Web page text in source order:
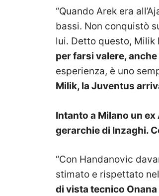
“Quando Arek era
bassi. Non conquistò
lui. Detto questo, Milik
per farsi valere,
esperienza, è uno
Milik, la Juventus
Intanto a Milano un ex
gerarchie di Inzaghi.
“Con Handanovic
stimato e rispettato
di vista tecnico